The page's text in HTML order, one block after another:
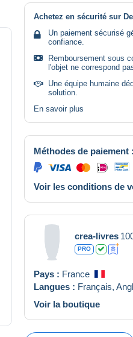
Achetez en sécurité sur
Un paiement sécurisé
confiance.
Remboursement sous
l'objet ne correspond
Une équipe humaine
solution.
En savoir plus
Méthodes de paiement :
Voir les conditions de
crea-livres
PRO
Pays : France
Langues : Français,
Voir la boutique